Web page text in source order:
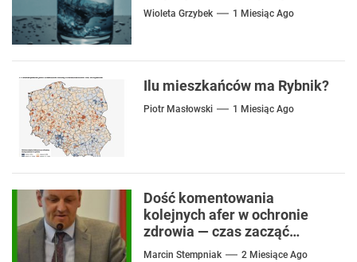
Wioleta Grzybek 1 Miesiąc Ago
Ilu mieszkańców ma Rybnik?
Piotr Masłowski 1 Miesiąc Ago
Dość komentowania
kolejnych afer w ochronie
zdrowia — czas zacząć
mówić o rozwiązaniach
Marcin Stempniak 2 Miesiące Ago